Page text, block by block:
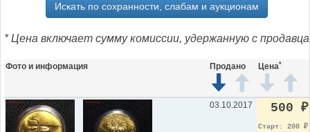
Искать по сохранности, слабам и аукционам
* Цена включает сумму комиссии, удержанную с продавца
Фото и информация Продано Цена*
03.10.2017 500 ₽
Старт: 200 ₽